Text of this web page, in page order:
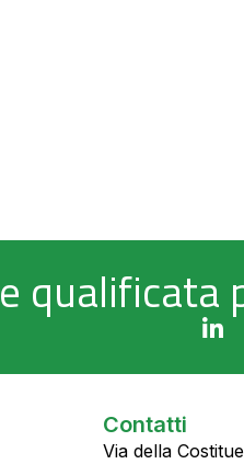
qualificata
Contatti
Via della